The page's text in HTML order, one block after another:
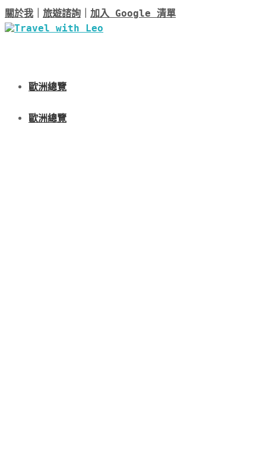
關於我 旅遊諮詢 加入 Google 清單
歐洲總覽
歐洲總覽